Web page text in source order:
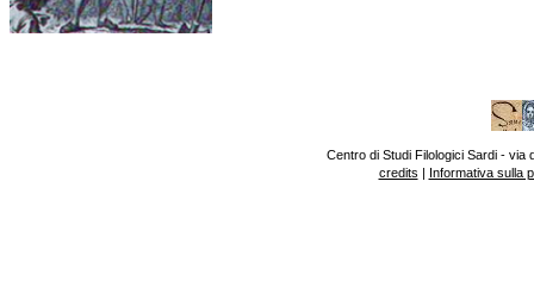
Centro di Studi Filologici Sardi - via
credits | Informativa sulla